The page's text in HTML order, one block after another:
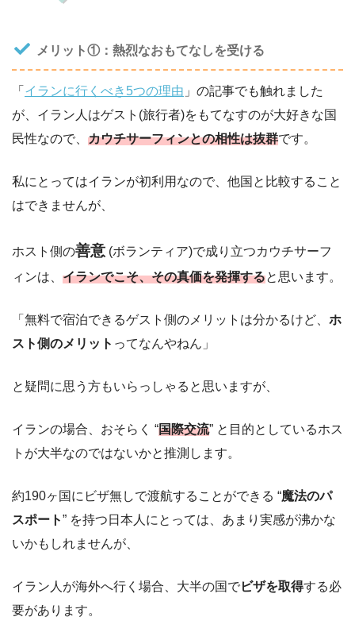
メリット①：熱烈なおもてなしを受ける
「 イランに行くべき5つの理由 」の記事でも触れました
が、イラン人はゲスト(旅行者)をもてなすのが大好きな国
民性なので、 カウチサーフィンとの相性は抜群です。
私にとってはイランが初利用なので、他国と比較すること
はできませんが、
ホスト側の善意 (ボランティア)で成り立つカウチサーフ
ィンは、 イランでこそ、その真価を発揮すると思います。
「無料で宿泊できるゲスト側のメリットは分かるけど、 ホ
スト側のメリット ってなんやねん」
と疑問に思う方もいらっしゃると思いますが、
イランの場合、おそらく “国際交流” と目的としているホス
トが大半なのではないかと推測します。
約190ヶ国にビザ無しで渡航することができる “魔法のパ
スポート” を持つ日本人にとっては、あまり実感が沸かな
いかもしれませんが、
イラン人が海外へ行く場合、大半の国でビザを取得する必
要があります。